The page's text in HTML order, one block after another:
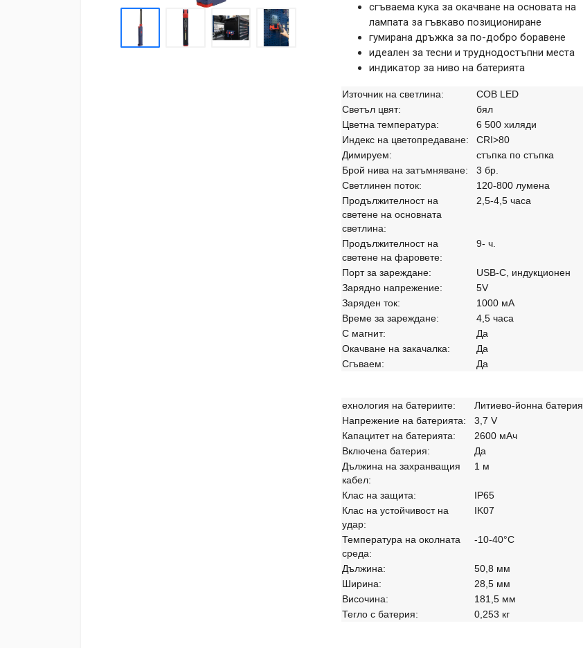
сгъваема кука за окачване на основата на
лампата за гъвкаво позициониране
гумирана дръжка за по-добро боравене
идеален за тесни и труднодостъпни места
индикатор за ниво на батерията
Източник на светлина:
COB LED
Светъл цвят:
бял
Цветна температура:
6 500 хиляди
Индекс на цветопредаване:
CRI>80
Димируем:
стъпка по стъпка
Брой нива на затъмняване:
3 бр.
Светлинен поток:
120-800 лумена
Продължителност на
светене на основната
светлина:
2,5-4,5 часа
Продължителност на
светене на фаровете:
9- ч.
Порт за зареждане:
USB-C, индукционен
Зарядно напрежение:
5V
Заряден ток:
1000 мА
Време за зареждане:
4,5 часа
С магнит:
Да
Окачване на закачалка:
Да
Сгъваем:
Да
ехнология на батериите:
Литиево-йонна батерия
Напрежение на батерията:
3,7 V
Капацитет на батерията:
2600 мАч
Включена батерия:
Да
Дължина на захранващия
кабел:
1 м
Клас на защита:
IP65
Клас на устойчивост на
удар:
IK07
Температура на околната
среда:
-10-40°C
Дължина:
50,8 мм
Ширина:
28,5 мм
Височина:
181,5 мм
Тегло с батерия:
0,253 кг